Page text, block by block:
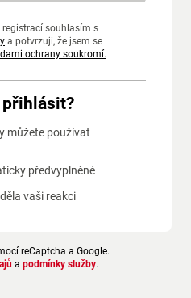
registrací souhlasím s
a potvrzuji, že jsem se
ochrany soukromí.
přihlásit?
můžete používat
předvyplněné
vaši reakci
reCaptcha a Google.
a podmínky služby.